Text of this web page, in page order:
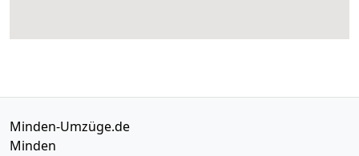
Minden-Umzüge.de
Minden